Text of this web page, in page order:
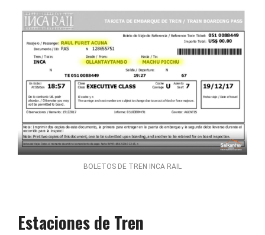
BOLETOS DE TREN INCA RAIL
Estaciones de Tren